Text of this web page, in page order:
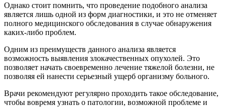
Однако стоит помнить, что проведение подобного анализа
является лишь одной из форм диагностики, и это не отменяет
полного медицинского обследования в случае обнаружения
каких-либо проблем.
Одним из преимуществ данного анализа является
возможность выявления злокачественных опухолей. Это
позволяет начать своевременно лечение тяжелой болезни, не
позволяя ей нанести серьезный ущерб организму больного.
Врачи рекомендуют регулярно проходить такое обследование,
чтобы вовремя узнать о патологии, возможной проблеме и